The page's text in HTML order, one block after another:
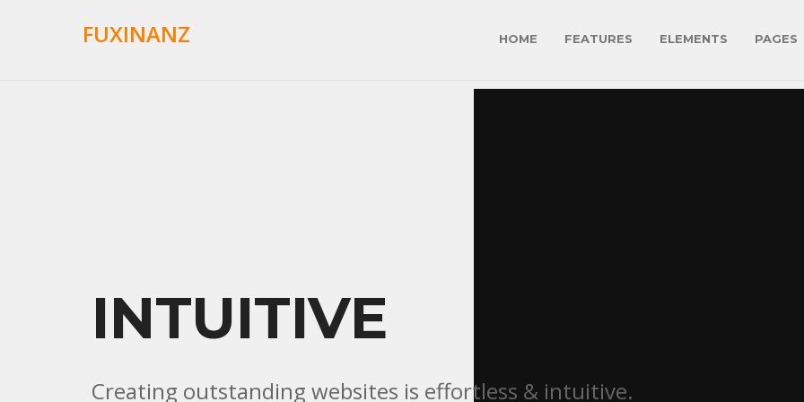
FUXINANZ HOME FEATURES ELEMENTS PAGES
INTUITIVE
Creating outstanding websites is effortless & intuitive.